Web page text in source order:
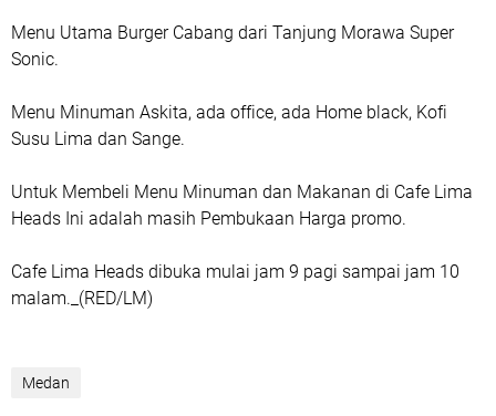
Menu Utama Burger Cabang dari Tanjung Morawa Super
Sonic.
Menu Minuman Askita, ada office, ada Home black, Kofi
Susu Lima dan Sange.
Untuk Membeli Menu Minuman dan Makanan di Cafe Lima
Heads Ini adalah masih Pembukaan Harga promo.
Cafe Lima Heads dibuka mulai jam 9 pagi sampai jam 10
malam._(RED/LM)
Medan